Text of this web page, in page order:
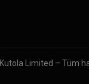
Kutola Limited – Tüm